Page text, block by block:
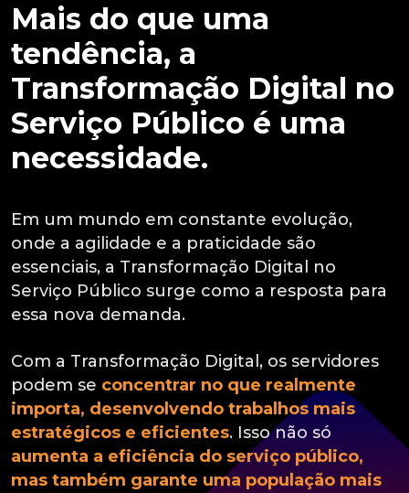
Mais do que uma
tendência, a
Transformação Digital no
Serviço Público é uma
necessidade.
Em um mundo em constante evolução,
onde a agilidade e a praticidade são
essenciais, a Transformação Digital no
Serviço Público surge como a resposta para
essa nova demanda.
Com a Transformação Digital, os servidores
podem se concentrar no que realmente
importa, desenvolvendo trabalhos mais
estratégicos e eficientes. Isso não só
aumenta a eficiência do serviço público,
mas também garante uma população mais